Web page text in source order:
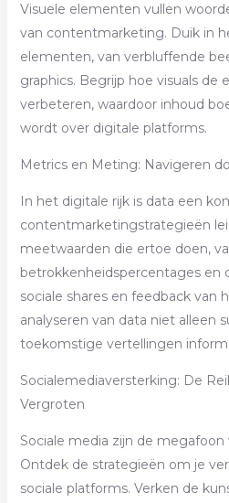
Visuele elementen vullen
van contentmarketing. Duik in
elementen, van verbluffende
graphics. Begrijp hoe visuals de
verbeteren, waardoor inhoud
wordt over digitale platforms.
Metrics en Meting: Navigeren
In het digitale rijk is data een
contentmarketingstrategieën
meetwaarden die ertoe doen,
betrokkenheidspercentages
sociale shares en feedback van
analyseren van data niet alleen
toekomstige vertellingen
Socialemediaversterking: De
Vergroten
Sociale media zijn de
Ontdek de strategieën om je
sociale platforms. Verken de